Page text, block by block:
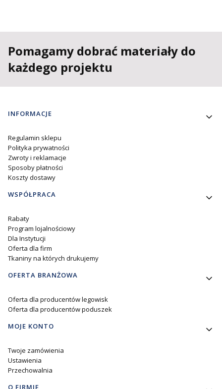
Pomagamy dobrać materiały do
każdego projektu
Linki w stopce
INFORMACJE
Regulamin sklepu
Polityka prywatności
Zwroty i reklamacje
Sposoby płatności
Koszty dostawy
WSPÓŁPRACA
Rabaty
Program lojalnościowy
Dla Instytucji
Oferta dla firm
Tkaniny na których drukujemy
OFERTA BRANŻOWA
Oferta dla producentów legowisk
Oferta dla producentów poduszek
MOJE KONTO
Twoje zamówienia
Ustawienia
Przechowalnia
O FIRMIE